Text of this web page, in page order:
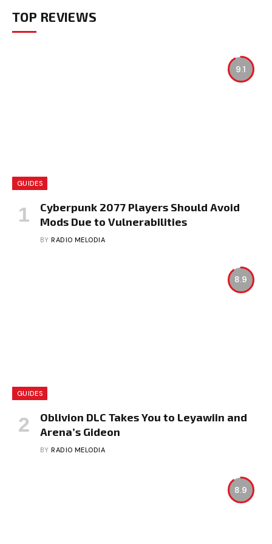
TOP REVIEWS
9.1
GUIDES
Cyberpunk 2077 Players Should Avoid
Mods Due to Vulnerabilities
BY RADIO MELODIA
8.9
GUIDES
Oblivion DLC Takes You to Leyawiin and
Arena’s Gideon
BY RADIO MELODIA
8.9